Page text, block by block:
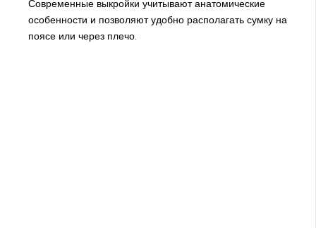
Современные выкройки учитывают анатомические
особенности и позволяют удобно располагать сумку на
поясе или через плечо.